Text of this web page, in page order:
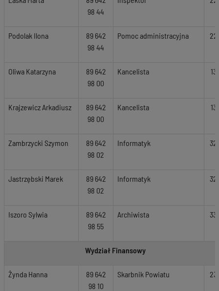
98 44
Podolak Ilona
89 642
98 44
Pomoc administracyjna
Oliwa Katarzyna
89 642
98 00
Kancelista
Krajzewicz Arkadiusz
89 642
98 00
Kancelista
Zambrzycki Szymon
89 642
98 02
Informatyk
Jastrzębski Marek
89 642
98 02
Informatyk
Iszoro Sylwia
89 642
98 55
Archiwista
Wydział Finansowy
Żynda Hanna
89 642
98 10
Skarbnik Powiatu